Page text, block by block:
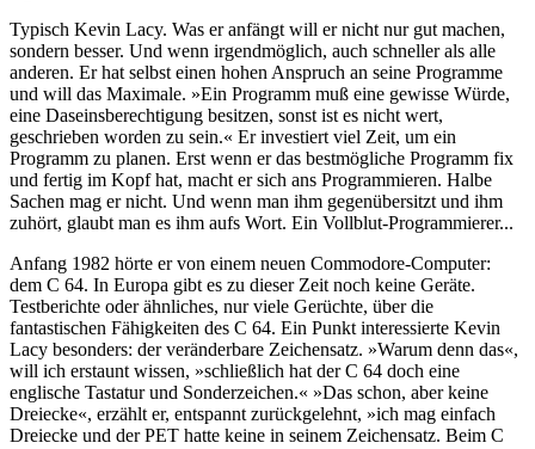
Typisch Kevin Lacy. Was er anfängt will er nicht nur gut machen,
sondern besser. Und wenn irgendmöglich, auch schneller als alle
anderen. Er hat selbst einen hohen Anspruch an seine Programme
und will das Maximale. »Ein Programm muß eine gewisse Würde,
eine Daseinsberechtigung besitzen, sonst ist es nicht wert,
geschrieben worden zu sein.« Er investiert viel Zeit, um ein
Programm zu planen. Erst wenn er das bestmögliche Programm fix
und fertig im Kopf hat, macht er sich ans Programmieren. Halbe
Sachen mag er nicht. Und wenn man ihm gegenübersitzt und ihm
zuhört, glaubt man es ihm aufs Wort. Ein Vollblut-Programmierer...
Anfang 1982 hörte er von einem neuen Commodore-Computer:
dem C 64. In Europa gibt es zu dieser Zeit noch keine Geräte.
Testberichte oder ähnliches, nur viele Gerüchte, über die
fantastischen Fähigkeiten des C 64. Ein Punkt interessierte Kevin
Lacy besonders: der veränderbare Zeichensatz. »Warum denn das«,
will ich erstaunt wissen, »schließlich hat der C 64 doch eine
englische Tastatur und Sonderzeichen.« »Das schon, aber keine
Dreiecke«, erzählt er, entspannt zurückgelehnt, »ich mag einfach
Dreiecke und der PET hatte keine in seinem Zeichensatz. Beim C